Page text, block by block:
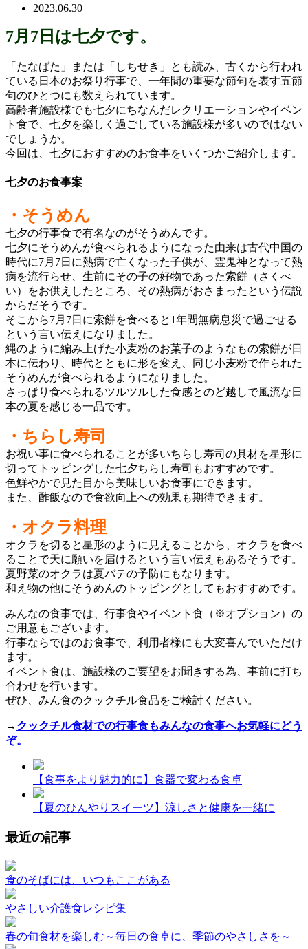
2023.06.30
7月7日は七夕です。
「たなばた」または「しちせき」とも読み、古くから行われ
ている日本のお祭り行事で、一年間の重要な節句を表す五節
句のひとつにも数えられています。
高齢者施設様でも七夕にちなんだレクリエーションやイベン
ト食で、七夕を楽しく過ごしている施設様が多いのではない
でしょうか。
今回は、七夕におすすめのお食事をいくつかご紹介します。
七夕のお食事案
・そうめん
七夕の行事食で有名なのがそうめんです。
七夕にそうめんが食べられるようになった由来は古代中国の
時代に7月7日に熱病で亡くなった子供が、霊鬼神となって熱
病を流行らせ、生前にその子の好物であった索餅（さくべ
い）をお供えしたところ、その熱病がおさまったという伝説
からだそうです。
そこから7月7日に索餅を食べると1年間無病息災で過ごせる
という言い伝えになりました。
縄のように編み上げた小麦粉のお菓子のようなもの索餅が日
本に伝わり、時代とともに形を変え、同じ小麦粉で作られた
そうめんが食べられるようになりました。
さっぱり食べられるツルツルした食感とのど越しで風流な日
本の夏を感じる一品です。
・ちらし寿司
お祝い事に食べられることが多いちらし寿司の具材を星形に
切ってトッピングした七夕ちらし寿司もおすすめです。
色鮮やかで見た目から美味しいお食事にできます。
また、酢飯なので食欲向上への効果も期待できます。
・オクラ料理
オクラを切ると星形のように見えることから、オクラを食べ
ることで天に願いを届けるという言い伝えもあるそうです。
夏野菜のオクラは夏バテの予防にもなります。
和え物の他にそうめんのトッピングとしてもおすすめです。
みんなの食事では、行事食やイベント食（※オプション）の
ご用意もございます。
行事ならではのお食事で、利用者様にも大変喜んでいただけ
ます。
イベント食は、施設様のご要望をお聞きする為、事前に打ち
合わせを行います。
ぜひ、みん食のクックチル食品をご検討ください。
→ クックチル食材での行事食もみんなの食事へお気軽にどう
ぞ。
【食事をより魅力的に】食器で変わる食卓
【夏のひんやりスイーツ】涼しさと健康を一緒に
最近の記事
食のそばには、いつもここがある
やさしい介護食レシピ集
春の旬食材を楽しむ～毎日の食卓に、季節のやさしさを～